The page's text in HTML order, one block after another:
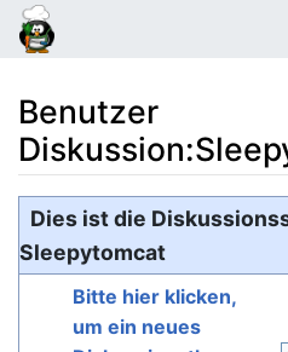
Benutzer
Diskussion:
Wechseln zu: Navigation ,
Dies ist die
Sleepytomcat
Bitte hier klicken,
um ein neues